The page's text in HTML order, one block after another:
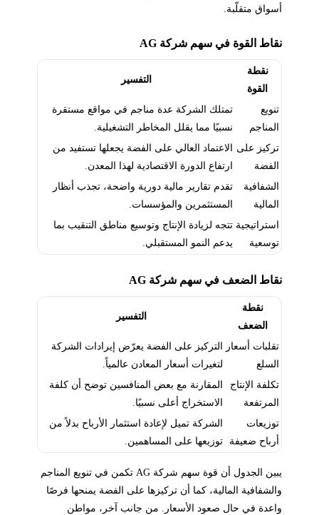
أسواق متقلّبة.
نقاط القوة في سهم شركة AG
نقطة
القوة
التفسير
تنويع
المناجم
تمتلك الشركة عدة مناجم في مواقع مستقرة
نسبيًا مما يقلل المخاطر التشغيلية.
تركيز على
الفضة
الاعتماد العالي على الفضة يجعلها تستفيد من
ارتفاع الدورة الاقتصادية لهذا المعدن.
الشفافية
المالية
تقدم تقارير مالية دورية واضحة، تجذب أنظار
المستثمرين والمؤسسات.
استراتيجية
توسعية
تتجه لزيادة الإنتاج وتوسيع مناطق التنقيب بما
يدعم النمو المستقبلي.
نقاط الضعف في سهم شركة AG
نقطة
الضعف
التفسير
تقلبات أسعار
السلع
التركيز على الفضة يعرّض إيرادات الشركة
لتغيرات أسعار المعادن عالمياً.
تكلفة الإنتاج
المرتفعة
المقارنة مع بعض المنافسين توضح أن كلفة
الاستخراج أعلى نسبيًا.
توزيعات
أرباح ضعيفة
الشركة تميل لإعادة استثمار الأرباح بدلاً من
توزيعها على المساهمين.
يبين الجدول أن قوة سهم شركة AG تكمن في تنويع المناجم
والشفافية المالية، كما أن تركيزها على الفضة يمنحها فرصًا
واعدة في حال صعود الأسعار. من جانب آخر، مواطن